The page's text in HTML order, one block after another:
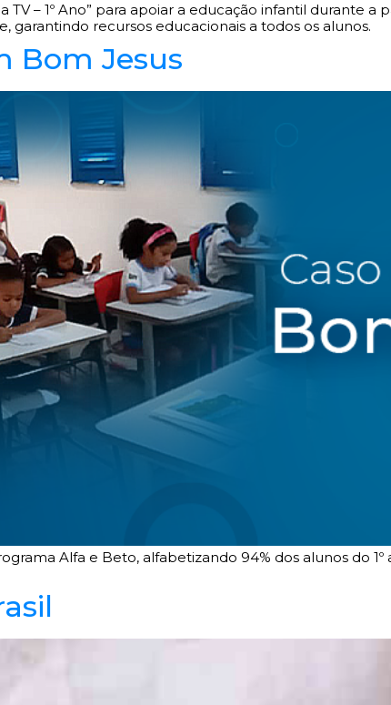
– 1º Ano” para apoiar a educação infantil durante a
garantindo recursos educacionais a todos os alunos.
Bom Jesus
Alfa e Beto, alfabetizando 94% dos alunos do